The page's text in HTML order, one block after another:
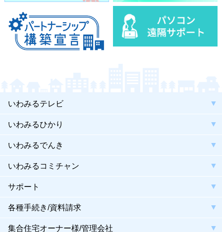
いわみるテレビ
いわみるひかり
いわみるでんき
いわみるコミチャン
サポート
各種手続き/資料請求
集合住宅オーナー様/管理会社